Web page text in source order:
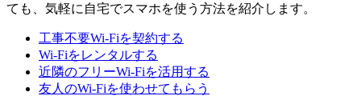
ても、気軽に自宅でスマホを使う方法を紹介します。
工事不要Wi-Fiを契約する
Wi-Fiをレンタルする
近隣のフリーWi-Fiを活用する
友人のWi-Fiを使わせてもらう